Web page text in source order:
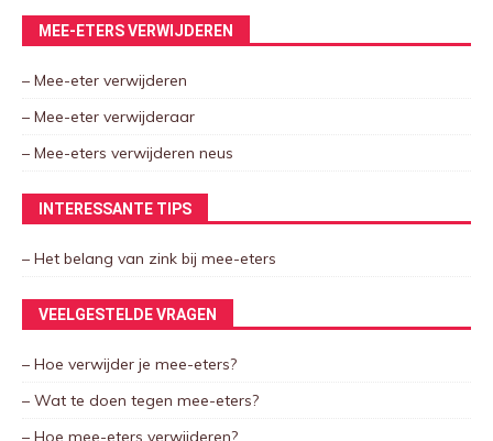
MEE-ETERS VERWIJDEREN
– Mee-eter verwijderen
– Mee-eter verwijderaar
– Mee-eters verwijderen neus
INTERESSANTE TIPS
– Het belang van zink bij mee-eters
VEELGESTELDE VRAGEN
– Hoe verwijder je mee-eters?
– Wat te doen tegen mee-eters?
– Hoe mee-eters verwijderen?